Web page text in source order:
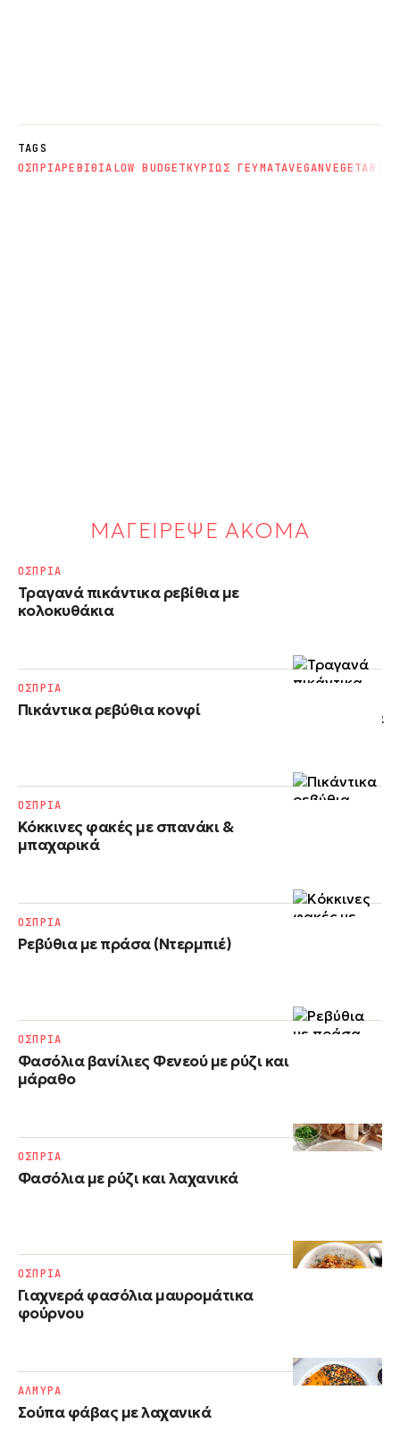
TAGS
ΟΣΠΡΙΑΡΕΒΙΘΙΑLOW BUDGETΚΥΡΙΩΣ ΓΕΥΜΑΤΑVEGANVEGETARIAN
ΜΑΓΕΙΡΕΨΕ ΑΚΟΜΑ
Τραγανά πικάντικα ρεβίθια με
κολοκυθάκια
ΟΣΠΡΙΑ
Πικάντικα ρεβύθια κονφί
ΟΣΠΡΙΑ
Κόκκινες φακές με σπανάκι &
μπαχαρικά
ΟΣΠΡΙΑ
Ρεβύθια με πράσα (Ντερμπιέ)
ΟΣΠΡΙΑ
Φασόλια βανίλιες Φενεού με ρύζι και
μάραθο
ΟΣΠΡΙΑ
Φασόλια με ρύζι​ και λαχανικά
ΟΣΠΡΙΑ
Γιαχνερά φασόλια μαυρομάτικα
φούρνου
ΟΣΠΡΙΑ
Σούπα φάβας με λαχανικά
ΑΛΜΥΡΑ